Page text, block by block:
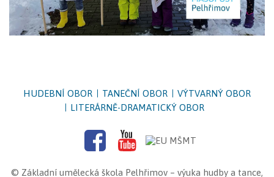
HUDEBNÍ OBOR TANEČNÍ OBOR
VÝTVARNÝ OBOR
LITERÁRNĚ-DRAMATICKÝ OBOR
© Základní umělecká škola Pelhřimov – výuka hudby a tance,